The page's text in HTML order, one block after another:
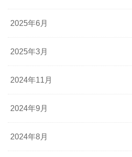
2025年6月
2025年3月
2024年11月
2024年9月
2024年8月